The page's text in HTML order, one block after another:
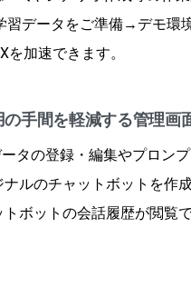
習データをご準備→デモ
加速できます。
手間を軽減する管理画
タの登録・編集やプロン
ルのチャットボットを作
ボットの会話履歴が閲覧